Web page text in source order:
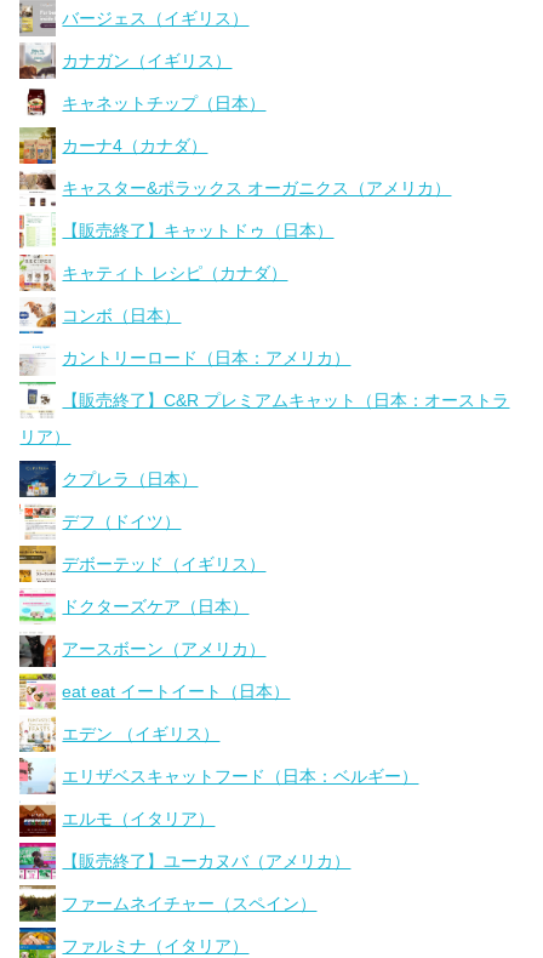
バージェス（イギリス）
カナガン（イギリス）
キャネットチップ（日本）
カーナ4（カナダ）
キャスター&ポラックス オーガニクス（アメリカ）
【販売終了】キャットドゥ（日本）
キャティト レシピ（カナダ）
コンボ（日本）
カントリーロード（日本：アメリカ）
【販売終了】C&R プレミアムキャット（日本：オーストラ
リア）
クプレラ（日本）
デフ（ドイツ）
デボーテッド（イギリス）
ドクターズケア（日本）
アースボーン（アメリカ）
eat eat イートイート（日本）
エデン （イギリス）
エリザベスキャットフード（日本：ベルギー）
エルモ（イタリア）
【販売終了】ユーカヌバ（アメリカ）
ファームネイチャー（スペイン）
ファルミナ（イタリア）